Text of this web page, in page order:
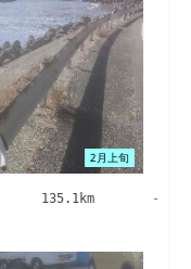
2月上旬
135.1km -